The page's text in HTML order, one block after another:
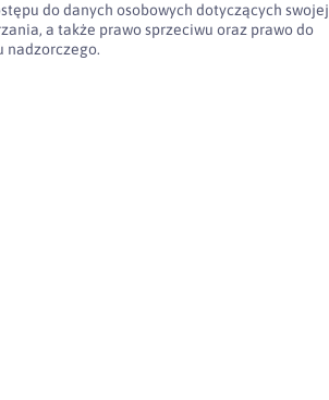
do danych osobowych dotyczących swojej
a także prawo sprzeciwu oraz prawo do
nadzorczego.